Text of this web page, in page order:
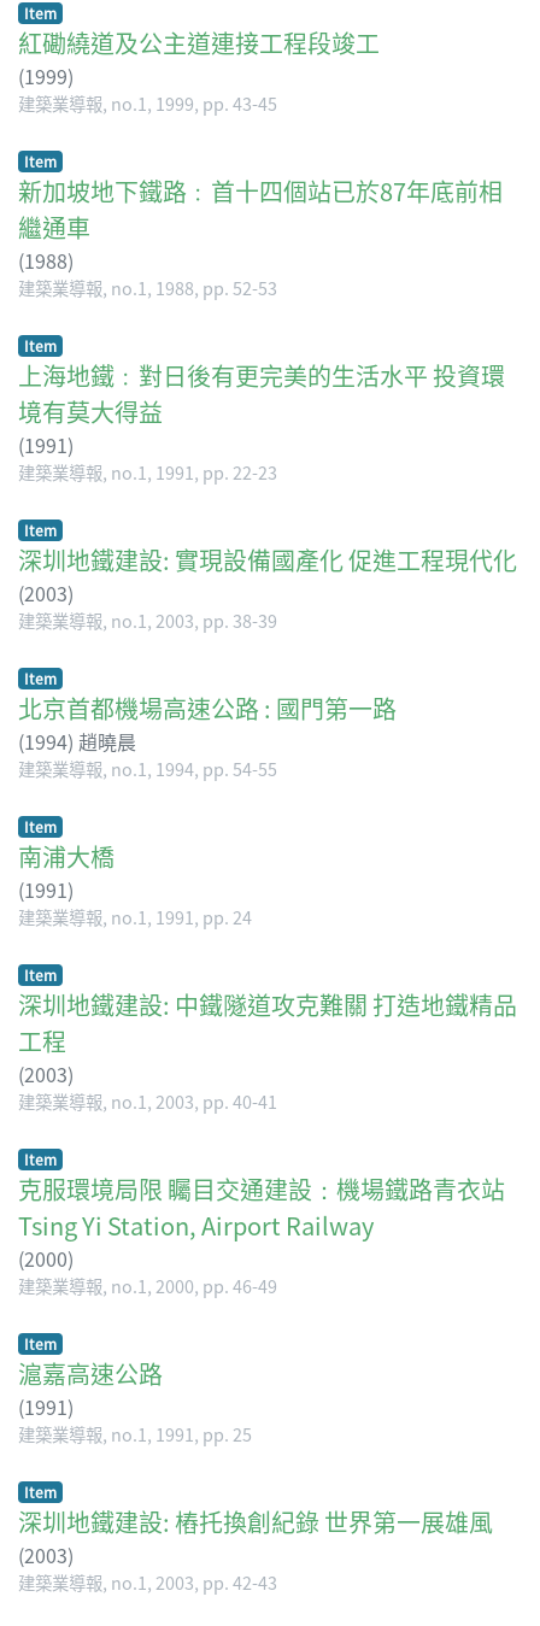
Item
紅磡繞道及公主道連接工程段竣工
(1999)
建築業導報, no.1, 1999, pp. 43-45
Item
新加坡地下鐵路﹕首十四個站已於87年底前相
繼通車
(1988)
建築業導報, no.1, 1988, pp. 52-53
Item
上海地鐵﹕對日後有更完美的生活水平 投資環
境有莫大得益
(1991)
建築業導報, no.1, 1991, pp. 22-23
Item
深圳地鐵建設: 實現設備國產化 促進工程現代化
(2003)
建築業導報, no.1, 2003, pp. 38-39
Item
北京首都機場高速公路 : 國門第一路
(1994) 趙曉晨
建築業導報, no.1, 1994, pp. 54-55
Item
南浦大橋
(1991)
建築業導報, no.1, 1991, pp. 24
Item
深圳地鐵建設: 中鐵隧道攻克難關 打造地鐵精品
工程
(2003)
建築業導報, no.1, 2003, pp. 40-41
Item
克服環境局限 矚目交通建設：機場鐵路青衣站
Tsing Yi Station, Airport Railway
(2000)
建築業導報, no.1, 2000, pp. 46-49
Item
滬嘉高速公路
(1991)
建築業導報, no.1, 1991, pp. 25
Item
深圳地鐵建設: 樁托換創紀錄 世界第一展雄風
(2003)
建築業導報, no.1, 2003, pp. 42-43